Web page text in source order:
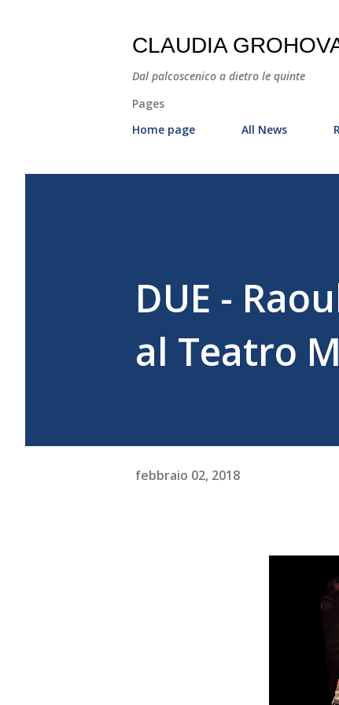
CLAUDIA
Dal palcoscenico a dietro le quinte
Pages
Home page
All News
DUE -
al Teatro
febbraio 02, 2018